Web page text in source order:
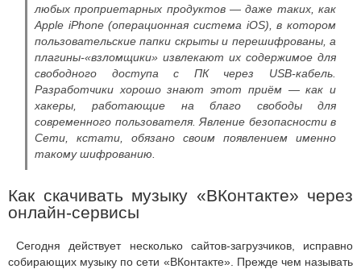
любых проприетарных продуктов — даже таких, как
Apple iPhone (операционная система iOS), в котором
пользовательские папки скрыты и перешифрованы, а
плагины-«взломщики» извлекают их содержимое для
свободного доступа с ПК через USB-кабель.
Разработчики хорошо знают этот приём — как и
хакеры, работающие на благо свободы для
современного пользователя. Явление безопасности в
Сети, кстати, обязано своим появлением именно
такому шифрованию.
Как скачивать музыку «ВКонтакте» через
онлайн-сервисы
Сегодня действует несколько сайтов-загрузчиков, исправно
собирающих музыку по сети «ВКонтакте». Прежде чем называть